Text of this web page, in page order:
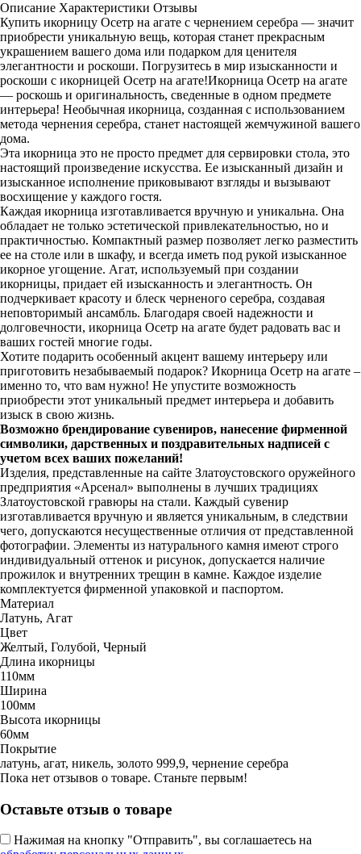
Описание Характеристики Отзывы
Купить икорницу Осетр на агате с чернением серебра — значит
приобрести уникальную вещь, которая станет прекрасным
украшением вашего дома или подарком для ценителя
элегантности и роскоши. Погрузитесь в мир изысканности и
роскоши с икорницей Осетр на агате!Икорница Осетр на агате
— роскошь и оригинальность, сведенные в одном предмете
интерьера! Необычная икорница, созданная с использованием
метода чернения серебра, станет настоящей жемчужиной вашего
дома.
Эта икорница это не просто предмет для сервировки стола, это
настоящий произведение искусства. Ее изысканный дизайн и
изысканное исполнение приковывают взгляды и вызывают
восхищение у каждого гостя.
Каждая икорница изготавливается вручную и уникальна. Она
обладает не только эстетической привлекательностью, но и
практичностью. Компактный размер позволяет легко разместить
ее на столе или в шкафу, и всегда иметь под рукой изысканное
икорное угощение. Агат, используемый при создании
икорницы, придает ей изысканность и элегантность. Он
подчеркивает красоту и блеск черненого серебра, создавая
неповторимый ансамбль. Благодаря своей надежности и
долговечности, икорница Осетр на агате будет радовать вас и
ваших гостей многие годы.
Хотите подарить особенный акцент вашему интерьеру или
приготовить незабываемый подарок? Икорница Осетр на агате –
именно то, что вам нужно! Не упустите возможность
приобрести этот уникальный предмет интерьера и добавить
изыск в свою жизнь.
Возможно брендирование сувениров, нанесение фирменной
символики, дарственных и поздравительных надписей с
учетом всех ваших пожеланий!
Изделия, представленные на сайте Златоустовского оружейного
предприятия «Арсенал» выполнены в лучших традициях
Златоустовской гравюры на стали. Каждый сувенир
изготавливается вручную и является уникальным, в следствии
чего, допускаются несущественные отличия от представленной
фотографии. Элементы из натурального камня имеют строго
индивидуальный оттенок и рисунок, допускается наличие
прожилок и внутренних трещин в камне. Каждое изделие
комплектуется фирменной упаковкой и паспортом.
Материал
Латунь, Агат
Цвет
Желтый, Голубой, Черный
Длина икорницы
110мм
Ширина
100мм
Высота икорницы
60мм
Покрытие
латунь, агат, никель, золото 999,9, чернение серебра
Пока нет отзывов о товаре. Станьте первым!
Оставьте отзыв о товаре
Нажимая на кнопку "Отправить", вы соглашаетесь на